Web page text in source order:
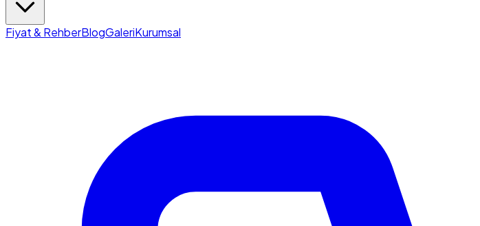
Fiyat & RehberBlogGaleriKurumsal